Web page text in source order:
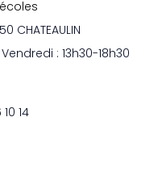
CHATEAULIN
: 13h30-18h30
14